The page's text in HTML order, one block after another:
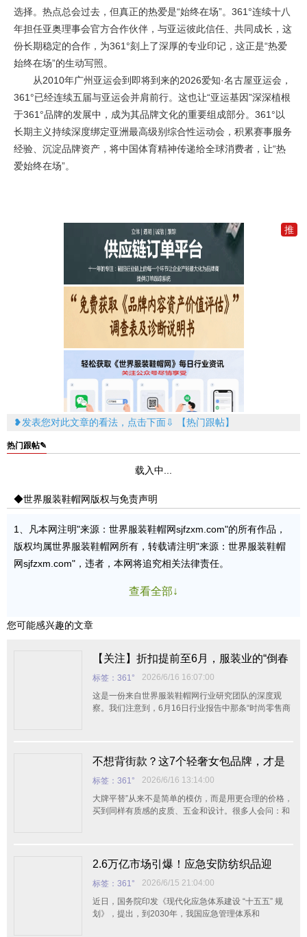
选择。热点总会过去，但真正的热爱是“始终在场”。361°连续十八
年担任亚奥理事会官方合作伙伴，与亚运彼此信任、共同成长，这
份长期稳定的合作，为361°刻上了深厚的专业印记，这正是“热爱
始终在场”的生动写照。
从2010年广州亚运会到即将到来的2026爱知·名古屋亚运会，
361°已经连续五届与亚运会并肩前行。这也让“亚运基因”深深植根
于361°品牌的发展中，成为其品牌文化的重要组成部分。361°以
长期主义持续深度绑定亚洲最高级别综合性运动会，积累赛事服务
经验、沉淀品牌资产，将中国体育精神传递给全球消费者，让“热
爱始终在场”。
推
❥发表您对此文章的看法，点击下面⇩ 【热门跟帖】
热门跟帖✎
载入中...
◆世界服装鞋帽网版权与免责声明
1、凡本网注明"来源：世界服装鞋帽网sjfzxm.com"的所有作品，
版权均属世界服装鞋帽网所有，转载请注明"来源：世界服装鞋帽
网sjfzxm.com"，违者，本网将追究相关法律责任。
查看全部↓
您可能感兴趣的文章
【关注】折扣提前至6月，服装业的“倒春
寒”比想象中更冷
标签：361°
2026/6/16 16:07:00
这是一份来自世界服装鞋帽网行业研究团队的深度观
察。我们注意到，6月16日行业报告中那条“时尚零售商
纺织服装领域发生的数十起重大事件：从大湾区三展联
动的盛况，到雅戈尔47年来首次代际传承;从Lululemon
净利润暴跌38%的财报预警，到美国拟对60个经济体加
征关税的贸易阴云
不想背街款？这7个轻奢女包品牌，才是
真正的“大牌平替”天花板
标签：361°
2026/6/16 13:14:00
大牌平替”从来不是简单的模仿，而是用更合理的价格，
买到同样有质感的皮质、五金和设计。很多人会问：和
2.6万亿市场引爆！应急安防纺织品迎
来“十五五”黄金窗口
标签：361°
2026/6/15 21:04:00
近日，国务院印发《现代化应急体系建设 “十五五” 规
划》，提出，到2030年，我国应急管理体系和